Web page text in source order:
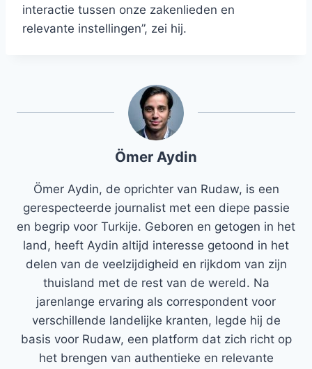
interactie tussen onze zakenlieden en
relevante instellingen”, zei hij.
Ömer Aydin
Ömer Aydin, de oprichter van Rudaw, is een
gerespecteerde journalist met een diepe passie
en begrip voor Turkije. Geboren en getogen in het
land, heeft Aydin altijd interesse getoond in het
delen van de veelzijdigheid en rijkdom van zijn
thuisland met de rest van de wereld. Na
jarenlange ervaring als correspondent voor
verschillende landelijke kranten, legde hij de
basis voor Rudaw, een platform dat zich richt op
het brengen van authentieke en relevante